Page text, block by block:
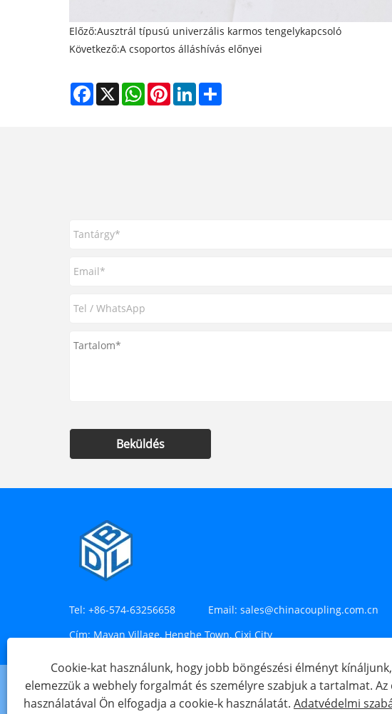
Előző:Ausztrál típusú univerzális karmos tengelykapcsoló
Következő:A csoportos álláshívás előnyei
Facebook
X WhatsAppPinterestLinkedIn
Beküldés
Tel: +86-574-63256658 Email: sales@chinacoupling.com.cn
Cím: Mayan Village, Henghe Town, Cixi City
Cookie-kat használunk, hogy jobb böngészési élményt kínáljunk,
elemezzük a webhely forgalmát és személyre szabjuk a tartalmat. Az
használatával Ön elfogadja a cookie-k használatát. Adatvédelmi